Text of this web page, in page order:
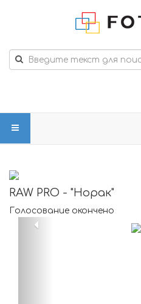
RAW PRO - "Норак"
Голосование окончено